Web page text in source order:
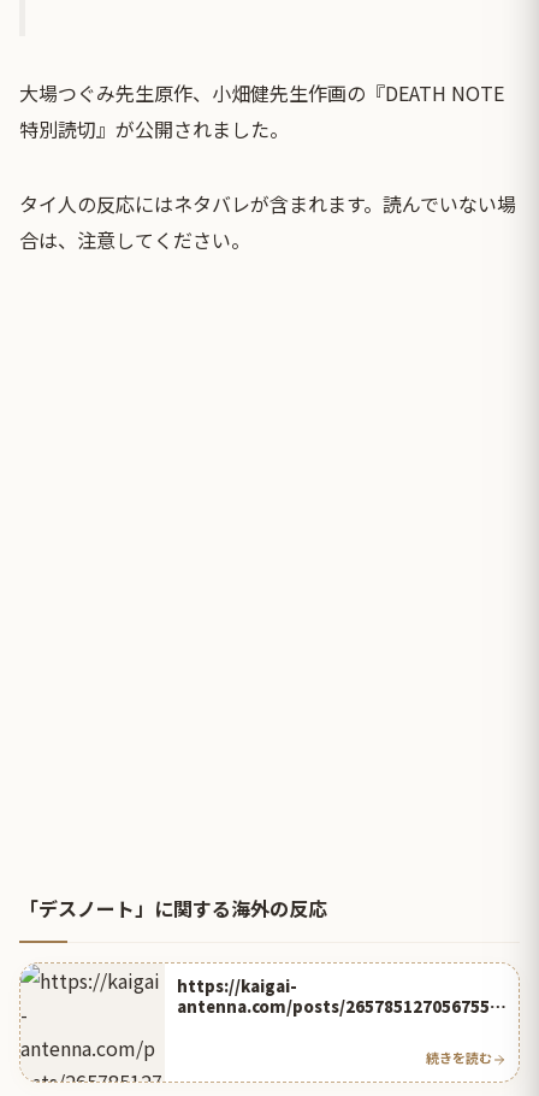
大場つぐみ先生原作、小畑健先生作画の『DEATH NOTE
特別読切』が公開されました。
タイ人の反応にはネタバレが含まれます。読んでいない場
合は、注意してください。
「デスノート」に関する海外の反応
https://kaigai-
antenna.com/posts/2657851270567559
続きを読む